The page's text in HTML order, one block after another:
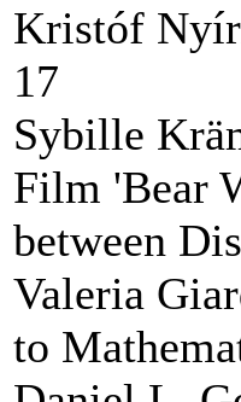
Kristóf
17
Sybille
Film 'Bear
between
Valeria
to